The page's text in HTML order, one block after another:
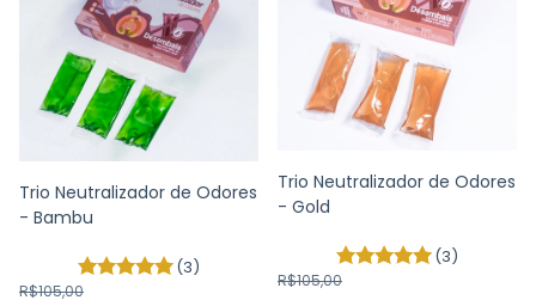
Trio Neutralizador de Odores
- Bambu
(3)
R$105,00
Trio Neutralizador de Odores
- Gold
(3)
R$105,00